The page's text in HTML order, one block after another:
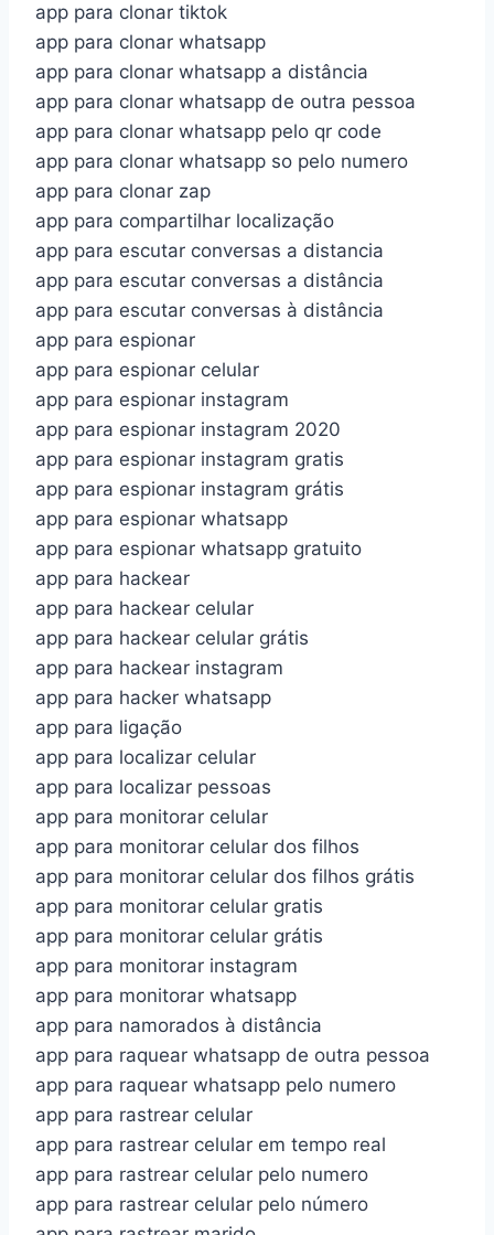
app para clonar tiktok
app para clonar whatsapp
app para clonar whatsapp a distância
app para clonar whatsapp de outra pessoa
app para clonar whatsapp pelo qr code
app para clonar whatsapp so pelo numero
app para clonar zap
app para compartilhar localização
app para escutar conversas a distancia
app para escutar conversas a distância
app para escutar conversas à distância
app para espionar
app para espionar celular
app para espionar instagram
app para espionar instagram 2020
app para espionar instagram gratis
app para espionar instagram grátis
app para espionar whatsapp
app para espionar whatsapp gratuito
app para hackear
app para hackear celular
app para hackear celular grátis
app para hackear instagram
app para hacker whatsapp
app para ligação
app para localizar celular
app para localizar pessoas
app para monitorar celular
app para monitorar celular dos filhos
app para monitorar celular dos filhos grátis
app para monitorar celular gratis
app para monitorar celular grátis
app para monitorar instagram
app para monitorar whatsapp
app para namorados à distância
app para raquear whatsapp de outra pessoa
app para raquear whatsapp pelo numero
app para rastrear celular
app para rastrear celular em tempo real
app para rastrear celular pelo numero
app para rastrear celular pelo número